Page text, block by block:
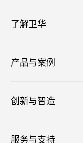
了解卫华
产品与案例
创新与智造
服务与支持